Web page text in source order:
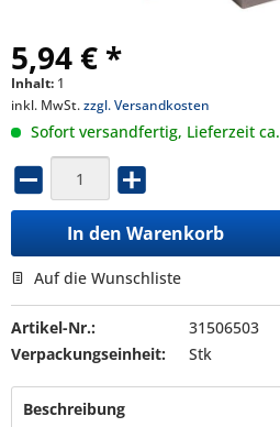
5,94 € *
Inhalt: 1
inkl. MwSt.zzgl. Versandkosten
Sofort versandfertig, Lieferzeit
In den Warenkorb
Auf die Wunschliste
Artikel-Nr.:
31506503
Verpackungseinheit:
Stk
Beschreibung